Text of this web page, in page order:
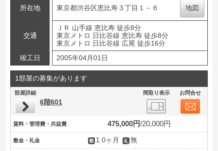
所在地 東京都渋谷区恵比寿３丁目１－６ 地図
交通
ＪＲ 山手線 恵比寿 徒歩8分
東京メトロ 日比谷線 恵比寿 徒歩8分
東京メトロ 日比谷線 広尾 徒歩16分
竣工日
2005年04月01日
1部屋の募集があります
部屋詳細 間取り表示 お問合せ
6階601
賃料・管理費・共益費 475,000円 20,000円
敷金・礼金 1.0ヶ月 無